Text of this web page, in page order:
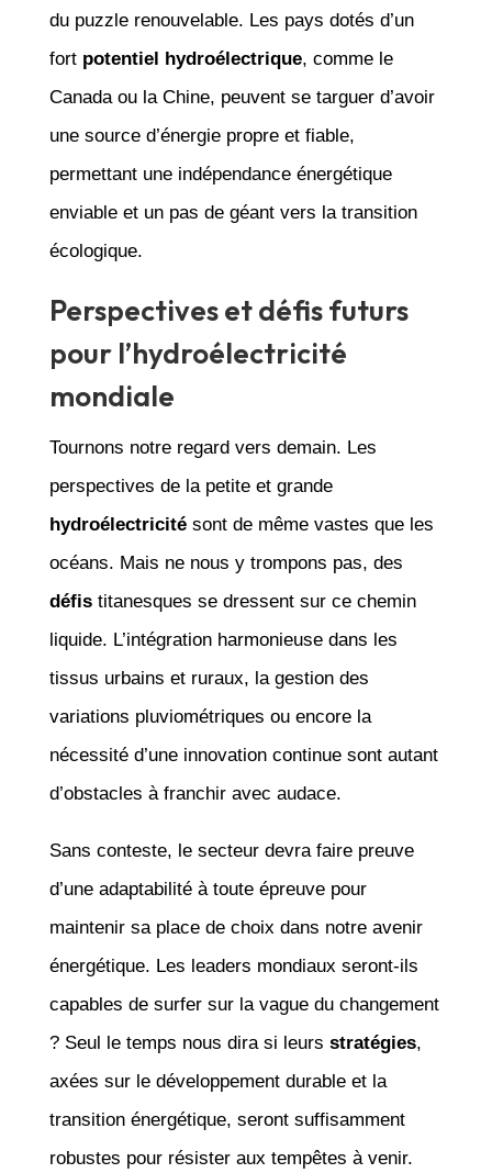
du puzzle renouvelable. Les pays dotés d’un
fort potentiel hydroélectrique, comme le
Canada ou la Chine, peuvent se targuer d’avoir
une source d’énergie propre et fiable,
permettant une indépendance énergétique
enviable et un pas de géant vers la transition
écologique.
Perspectives et défis futurs
pour l’hydroélectricité
mondiale
Tournons notre regard vers demain. Les
perspectives de la petite et grande
hydroélectricitésont de même vastes que les
océans. Mais ne nous y trompons pas, des
défistitanesques se dressent sur ce chemin
liquide. L’intégration harmonieuse dans les
tissus urbains et ruraux, la gestion des
variations pluviométriques ou encore la
nécessité d’une innovation continue sont autant
d’obstacles à franchir avec audace.
Sans conteste, le secteur devra faire preuve
d’une adaptabilité à toute épreuve pour
maintenir sa place de choix dans notre avenir
énergétique. Les leaders mondiaux seront-ils
capables de surfer sur la vague du changement
? Seul le temps nous dira si leurs stratégies,
axées sur le développement durable et la
transition énergétique, seront suffisamment
robustes pour résister aux tempêtes à venir.